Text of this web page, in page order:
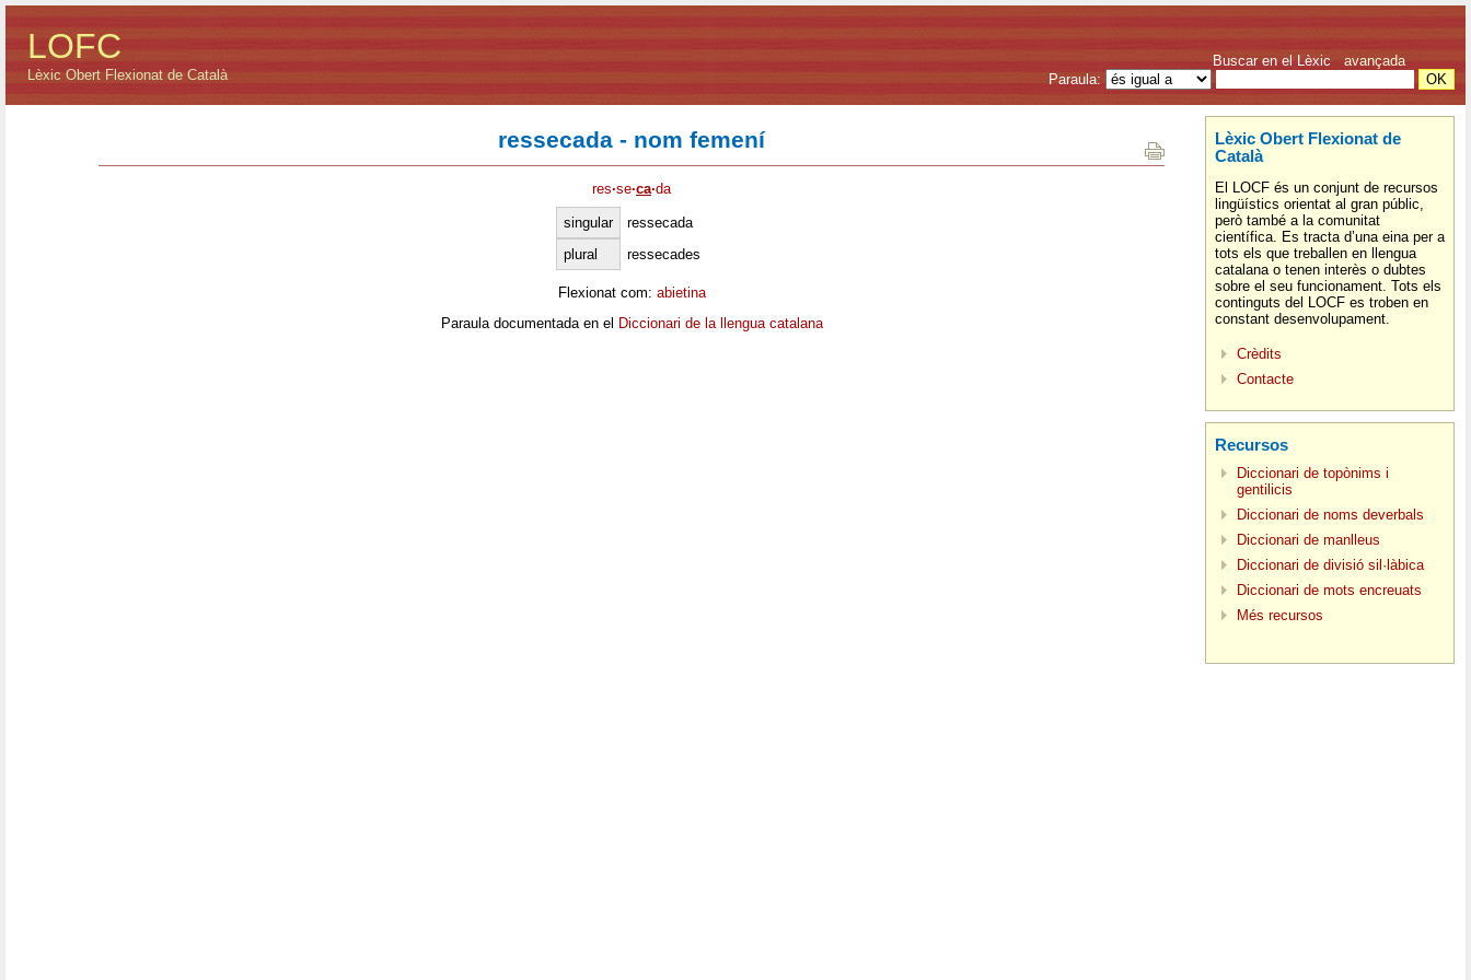
LOFC
Lèxic Obert Flexionat de Català
Buscar en el Lèxic avançada
Paraula:
ressecada - nom femení
res·se·ca·da
singular
ressecada
plural
ressecades
Flexionat com: abietina
Paraula documentada en el Diccionari de la llengua catalana
Lèxic Obert Flexionat de
Català
El LOCF és un conjunt de recursos
lingüístics orientat al gran públic,
però també a la comunitat
científica. Es tracta d’una eina per a
tots els que treballen en llengua
catalana o tenen interès o dubtes
sobre el seu funcionament. Tots els
continguts del LOCF es troben en
constant desenvolupament.
Crèdits
Contacte
Recursos
Diccionari de topònims i
gentilicis
Diccionari de noms deverbals
Diccionari de manlleus
Diccionari de divisió sil·làbica
Diccionari de mots encreuats
Més recursos